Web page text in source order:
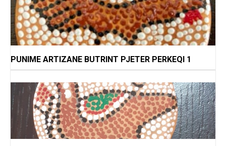
PUNIME ARTIZANE BUTRINT PJETER PERKEQI 1